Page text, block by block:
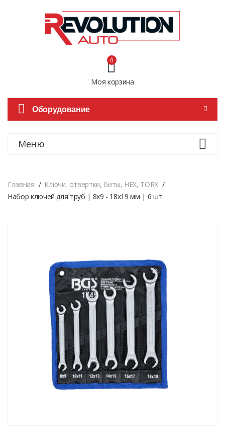
Моя корзина
0
Оборудование
Меню
Главная
Ключи, отвертки, биты, HEX, TORX
Набор ключей для труб | 8x9 - 18x19 мм | 6 шт.